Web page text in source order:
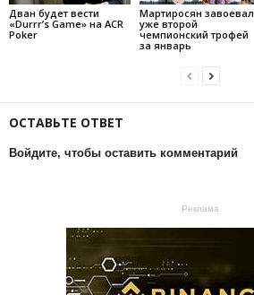
Дван будет вести
«Durrr’s Game» на ACR
Poker
Мартиросян завоевал
уже второй
чемпионский трофей
за январь
ОСТАВЬТЕ ОТВЕТ
Войдите, чтобы оставить комментарий
Реклама